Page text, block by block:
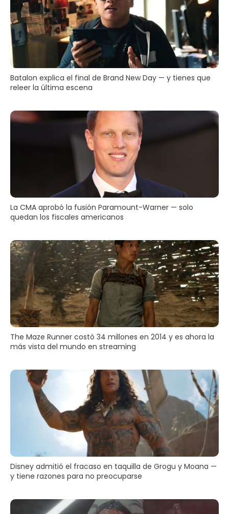
Batalon explica el final de Brand New Day — y tienes que
releer la última escena
La CMA aprobó la fusión Paramount-Warner — solo
quedan los fiscales americanos
The Maze Runner costó 34 millones en 2014 y es ahora la
más vista del mundo en streaming
Disney admitió el fracaso en taquilla de Grogu y Moana —
y tiene razones para no preocuparse